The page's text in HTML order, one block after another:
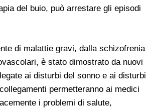
del buio, può arrestare gli episodi
di malattie gravi, dalla schizofrenia
è stato dimostrato da nuovi
ai disturbi del sonno e ai disturbi
permetteranno ai medici
i problemi di salute,